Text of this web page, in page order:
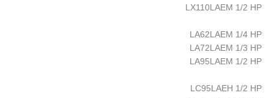
LX110LAEM 1/2 HP
LA62LAEM 1/4 HP
LA72LAEM 1/3 HP
LA95LAEM 1/2 HP
LC95LAEH 1/2 HP